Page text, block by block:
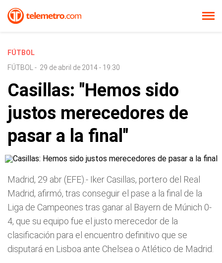
FÚTBOL
FÚTBOL
- 29 de abril de 2014 - 19:30
Casillas: "Hemos sido
justos merecedores de
pasar a la final"
Madrid, 29 abr (EFE).- Iker Casillas, portero del Real
Madrid, afirmó, tras conseguir el pase a la final de la
Liga de Campeones tras ganar al Bayern de Múnich 0-
4, que su equipo fue el justo merecedor de la
clasificación para el encuentro definitivo que se
disputará en Lisboa ante Chelsea o Atlético de Madrid.